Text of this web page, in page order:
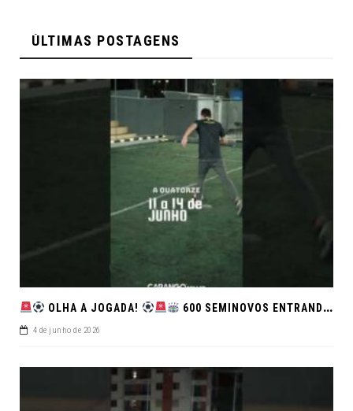
ÚLTIMAS POSTAGENS
OLHA A JOGADA! 600 SEMINOVOS ENTRANDO EM CAMPO NO FEIRÃO DE VERDADE!
4 de junho de 2026